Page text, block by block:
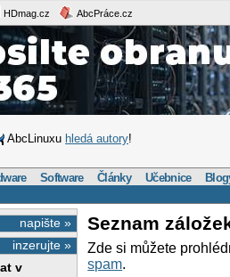
HDmag.cz AbcPráce.cz
AbcLinuxu hledá autory!
Software Články Učebnice
napište »
inzerujte »
v
Seznam
Zde si můžete
spam.